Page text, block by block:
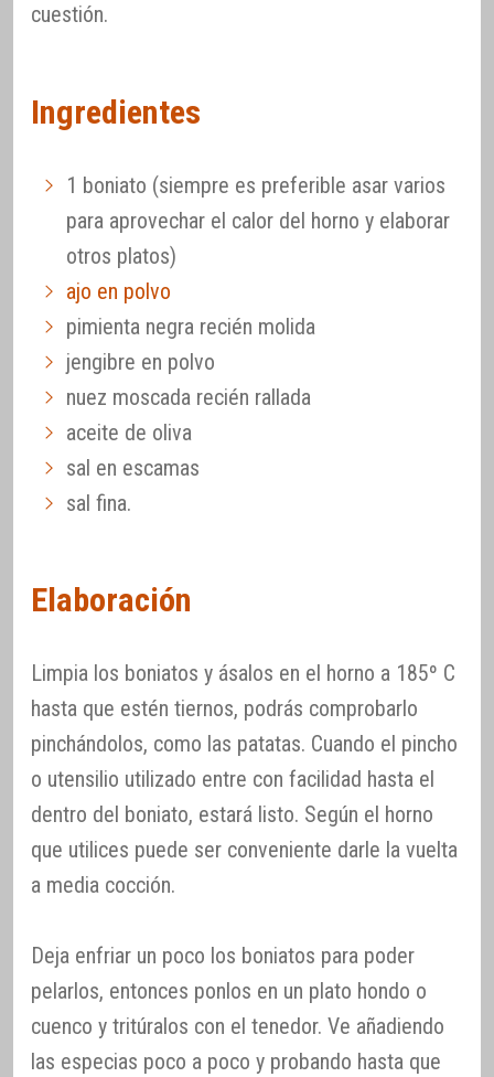
cuestión.
Ingredientes
1 boniato (siempre es preferible asar varios
para aprovechar el calor del horno y elaborar
otros platos)
ajo en polvo
pimienta negra recién molida
jengibre en polvo
nuez moscada recién rallada
aceite de oliva
sal en escamas
sal fina.
Elaboración
Limpia los boniatos y ásalos en el horno a 185º C
hasta que estén tiernos, podrás comprobarlo
pinchándolos, como las patatas. Cuando el pincho
o utensilio utilizado entre con facilidad hasta el
dentro del boniato, estará listo. Según el horno
que utilices puede ser conveniente darle la vuelta
a media cocción.
Deja enfriar un poco los boniatos para poder
pelarlos, entonces ponlos en un plato hondo o
cuenco y tritúralos con el tenedor. Ve añadiendo
las especias poco a poco y probando hasta que